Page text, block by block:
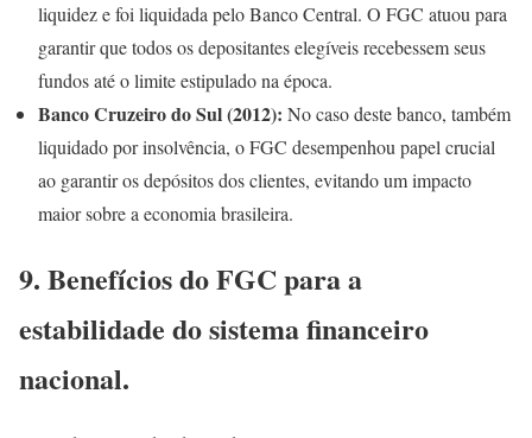
liquidez e foi liquidada pelo Banco Central. O FGC atuou para
garantir que todos os depositantes elegíveis recebessem seus
fundos até o limite estipulado na época.
Banco Cruzeiro do Sul (2012): No caso deste banco, também
liquidado por insolvência, o FGC desempenhou papel crucial
ao garantir os depósitos dos clientes, evitando um impacto
maior sobre a economia brasileira.
9. Benefícios do FGC para a
estabilidade do sistema financeiro
nacional.